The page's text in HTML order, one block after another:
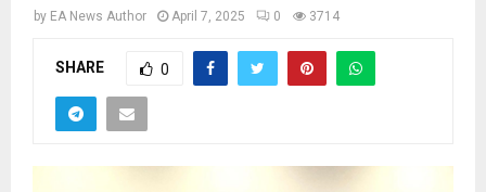
by EA News Author April 7, 2025 0 3714
SHARE 0